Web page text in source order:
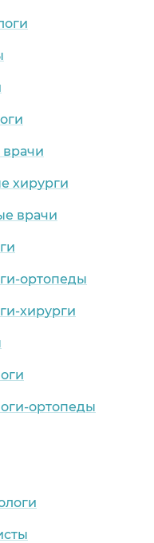
хирурги
врачи
ортопеды
хирурги
ортопеды